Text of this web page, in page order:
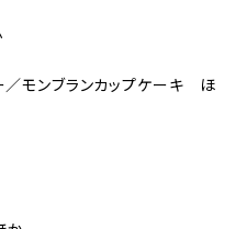
／モンブランカップケーキ ほ